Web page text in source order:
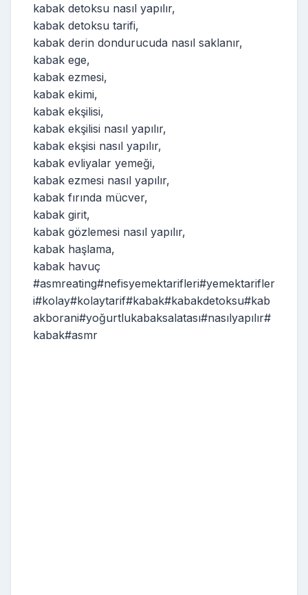
kabak detoksu nasıl yapılır,
kabak detoksu tarifi,
kabak derin dondurucuda nasıl saklanır,
kabak ege,
kabak ezmesi,
kabak ekimi,
kabak ekşilisi,
kabak ekşilisi nasıl yapılır,
kabak ekşisi nasıl yapılır,
kabak evliyalar yemeği,
kabak ezmesi nasıl yapılır,
kabak fırında mücver,
kabak girit,
kabak gözlemesi nasıl yapılır,
kabak haşlama,
kabak havuç
#asmreating#nefisyemektarifleri#yemektarifler
i#kolay#kolaytarif#kabak#kabakdetoksu#kab
akborani#yoğurtlukabaksalatası#nasılyapılır#
kabak#asmr